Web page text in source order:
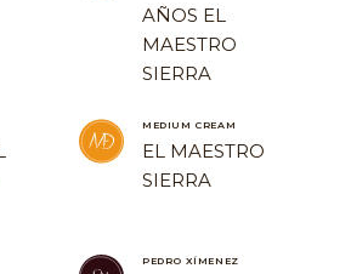
AÑOS EL
MAESTRO
SIERRA
MEDIUM CREAM
EL MAESTRO
SIERRA
PEDRO XÍMENEZ